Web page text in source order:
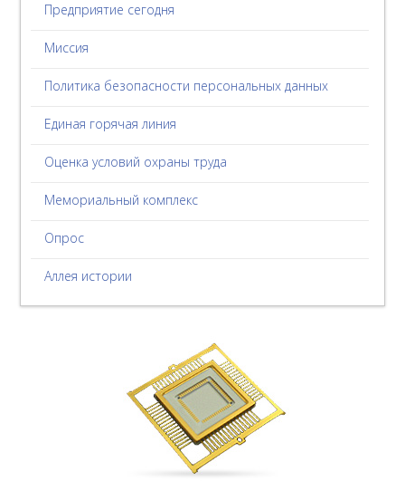
Предприятие сегодня
Миссия
Политика безопасности персональных данных
Единая горячая линия
Оценка условий охраны труда
Мемориальный комплекс
Опрос
Аллея истории